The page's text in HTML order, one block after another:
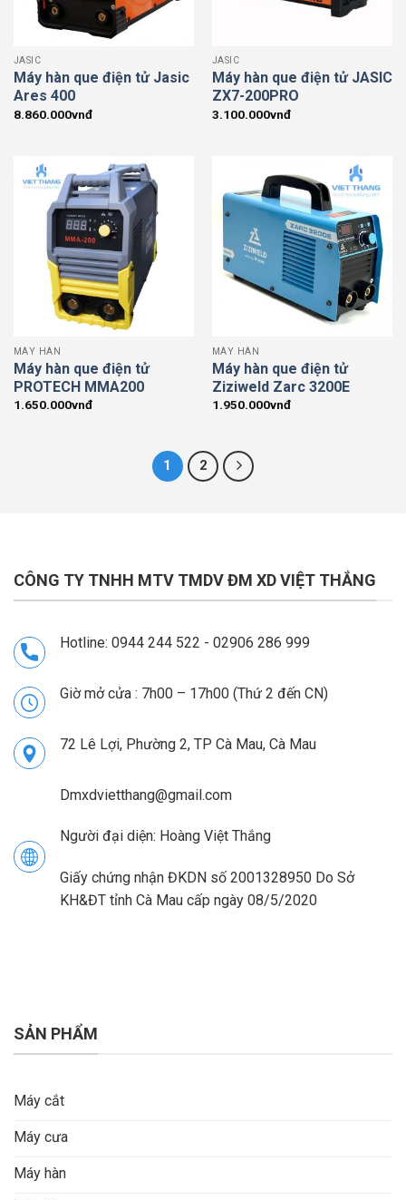
JASIC
Máy hàn que điện tử Jasic
Ares 400
8.860.000vnđ
JASIC
Máy hàn que điện tử JASIC
ZX7-200PRO
3.100.000vnđ
MÁY HÀN
Máy hàn que điện tử
PROTECH MMA200
1.650.000vnđ
MÁY HÀN
Máy hàn que điện tử
Ziziweld Zarc 3200E
1.950.000vnđ
1 2
CÔNG TY TNHH MTV TMDV ĐM XD VIỆT THẮNG
Hotline: 0944 244 522 - 02906 286 999
Giờ mở cửa : 7h00 – 17h00 (Thứ 2 đến CN)
72 Lê Lợi, Phường 2, TP Cà Mau, Cà Mau
Dmxdvietthang@gmail.com
Người đại diện: Hoàng Việt Thắng
Giấy chứng nhận ĐKDN số 2001328950 Do Sở
KH&ĐT tỉnh Cà Mau cấp ngày 08/5/2020
SẢN PHẨM
Máy cắt
Máy cưa
Máy hàn